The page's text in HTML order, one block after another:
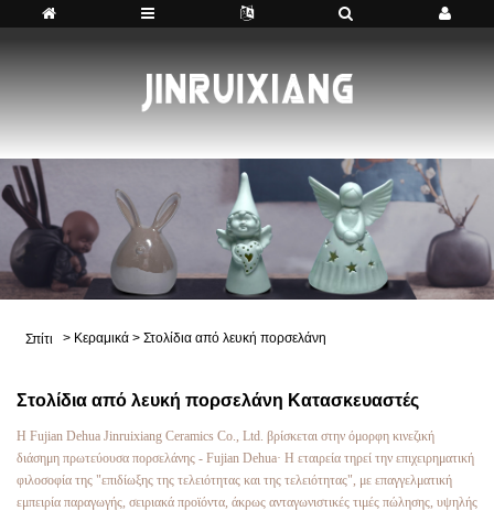
Σπίτι > Κεραμικά > Στολίδια από λευκή πορσελάνη
Στολίδια από λευκή πορσελάνη Κατασκευαστές
Η Fujian Dehua Jinruixiang Ceramics Co., Ltd. βρίσκεται στην όμορφη κινεζική
διάσημη πρωτεύουσα πορσελάνης - Fujian Dehua· Η εταιρεία τηρεί την επιχειρηματική
φιλοσοφία της "επιδίωξης της τελειότητας και της τελειότητας", με επαγγελματική
εμπειρία παραγωγής, σειριακά προϊόντα, άκρως ανταγωνιστικές τιμές πώλησης, υψηλής